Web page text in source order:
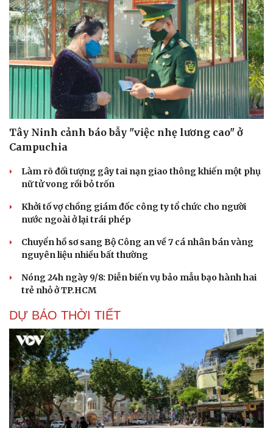
Văn hóa
Sân khấu - Điện ảnh
Văn học
Âm nhạc
Di sản
Giải trí
Thời trang
Sao Việt
Tây Ninh cảnh báo bẫy "việc nhẹ lương cao" ở
Campuchia
Làm rõ đối tượng gây tai nạn giao thông khiến một phụ
nữ tử vong rồi bỏ trốn
Khởi tố vợ chồng giám đốc công ty tổ chức cho người
nước ngoài ở lại trái phép
Chuyển hồ sơ sang Bộ Công an về 7 cá nhân bán vàng
nguyên liệu nhiều bất thường
Nóng 24h ngày 9/8: Diễn biến vụ bảo mẫu bạo hành hai
trẻ nhỏ ở TP.HCM
DỰ BÁO THỜI TIẾT